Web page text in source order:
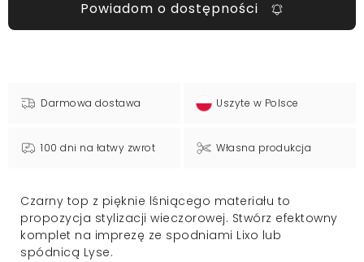
Powiadom o dostępności
Darmowa dostawa Uszyte w Polsce
100 dni na łatwy zwrot Własna produkcja
Czarny top z pięknie lśniącego materiału to
propozycja stylizacji wieczorowej. Stwórz efektowny
komplet na imprezę ze spodniami Lixo lub
spódnicą Lyse.